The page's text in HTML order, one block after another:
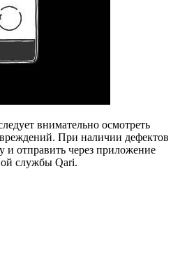
внимательно осмотреть
При наличии дефектов
и отправить через приложение
службы Qari.